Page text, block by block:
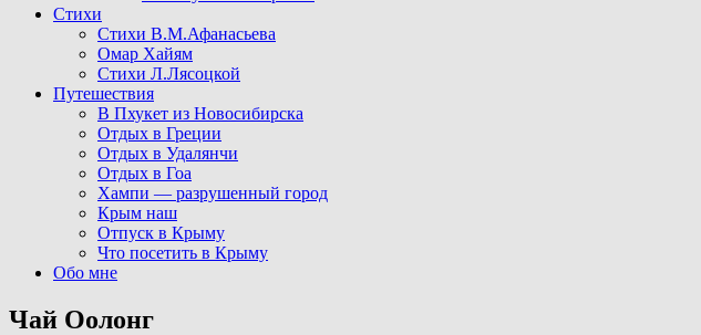
Стихи
Стихи В.М.Афанасьева
Омар Хайям
Стихи Л.Лясоцкой
Путешествия
В Пхукет из Новосибирска
Отдых в Греции
Отдых в Удалянчи
Отдых в Гоа
Хампи — разрушенный город
Крым наш
Отпуск в Крыму
Что посетить в Крыму
Обо мне
Чай Оолонг